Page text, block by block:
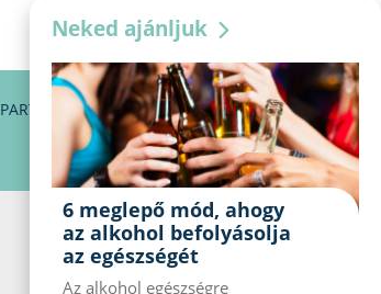
PARTNEREINK KAPCSOLAT
Neked ajánljuk
6 meglepő mód, ahogy
az alkohol befolyásolja
az egészségét
Az alkohol egészségre